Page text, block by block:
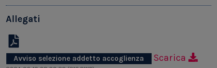
Allegati
Avviso selezione addetto accoglienza Scarica